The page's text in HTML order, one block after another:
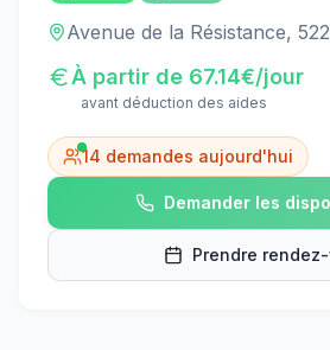
Avenue de la Résistance,
À partir de 67.14€/jour
avant déduction des aides
14 demandes aujourd'hui
Demander les
Prendre